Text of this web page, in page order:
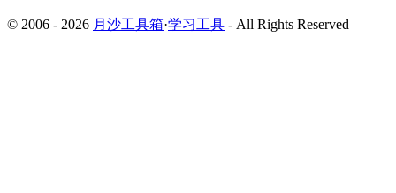
© 2006 - 2026 月沙工具箱·学习工具 - All Rights Reserved